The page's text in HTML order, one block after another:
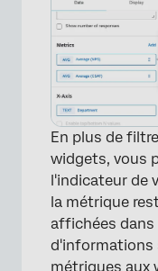
En plus de
widgets, vous
l'indicateur de
la métrique
affichées dans
d'informations
métriques aux